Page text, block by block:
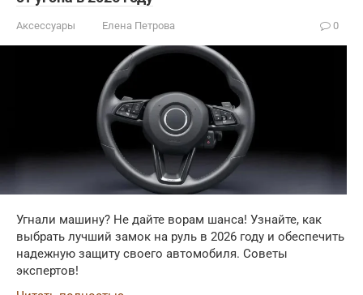
Аксессуары Елена Петрова 0
Угнали машину? Не дайте ворам шанса! Узнайте, как
выбрать лучший замок на руль в 2026 году и обеспечить
надежную защиту своего автомобиля. Советы
экспертов!